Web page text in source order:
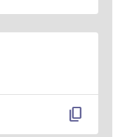
content_copy